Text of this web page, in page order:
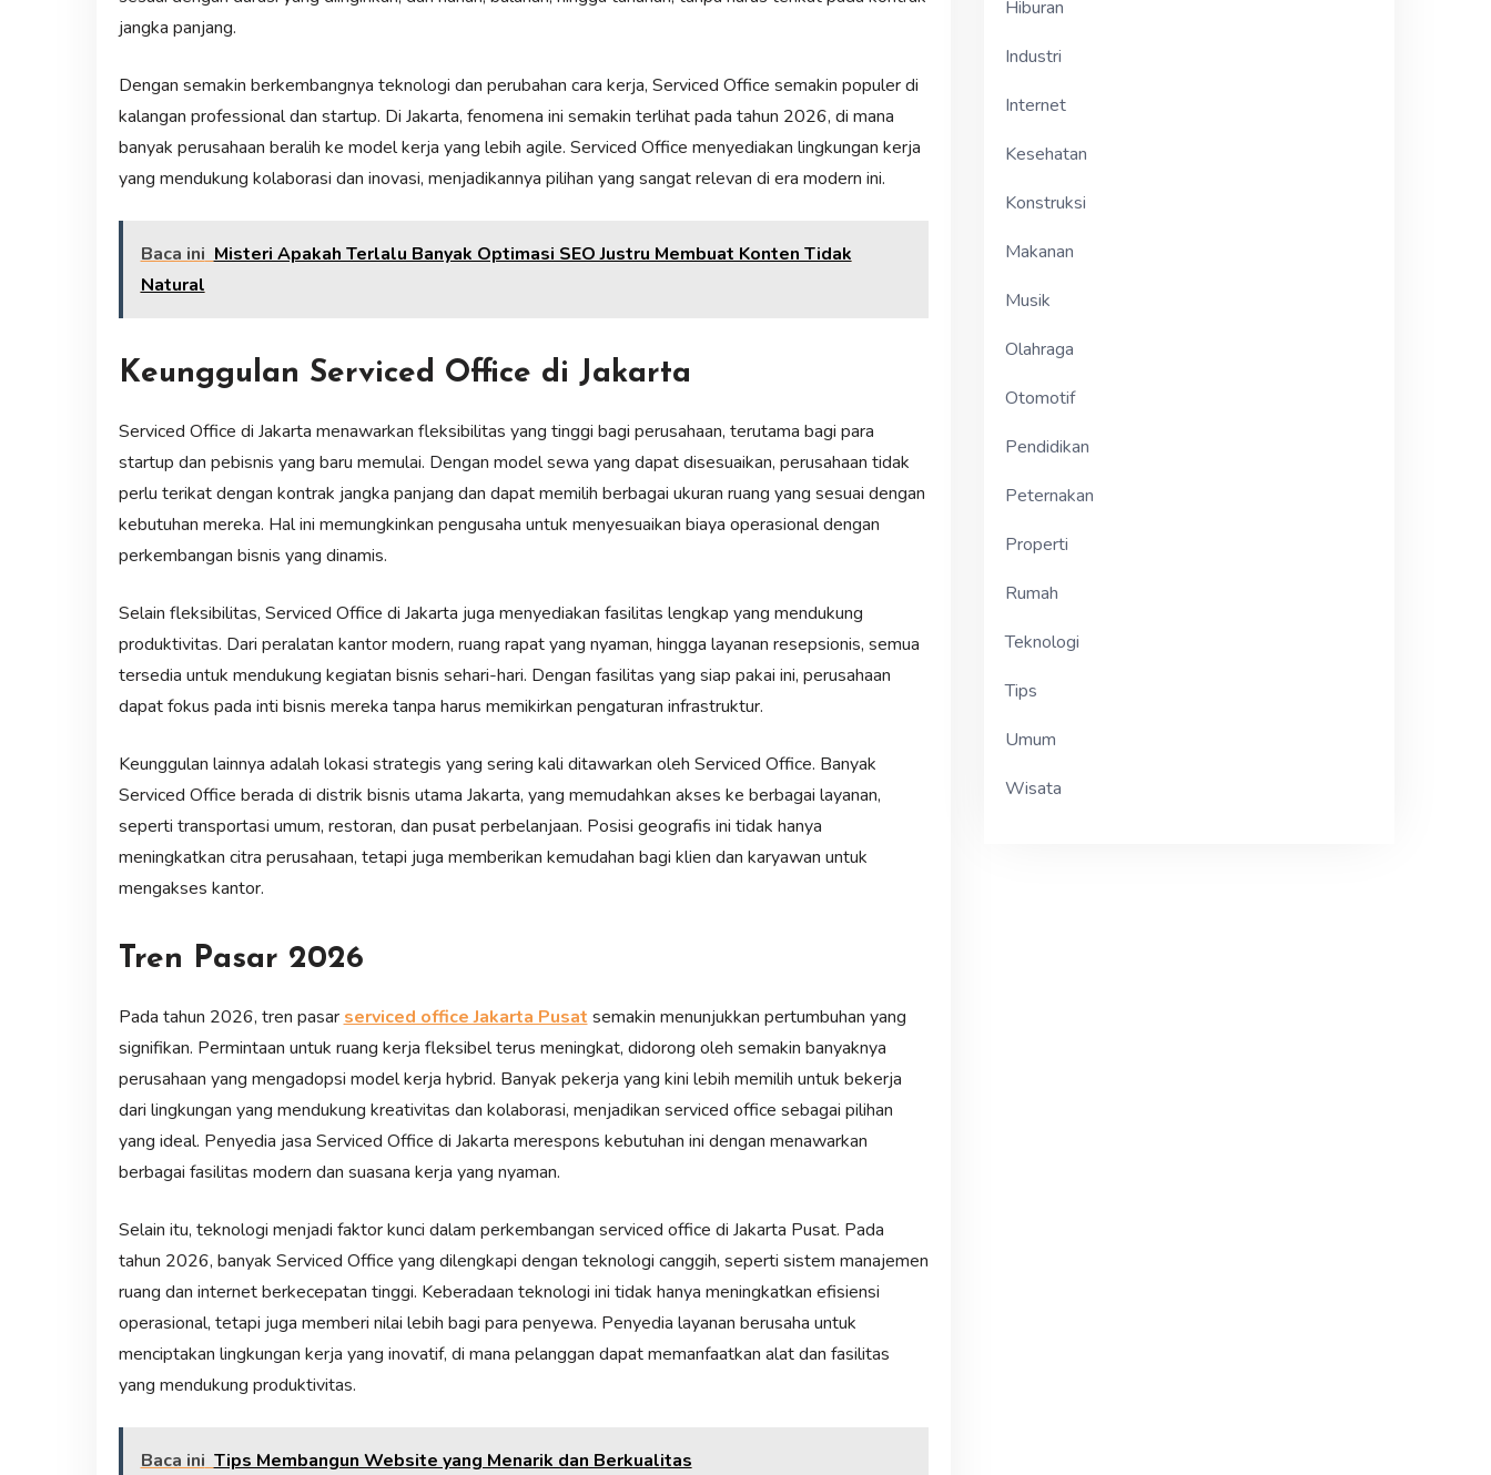
jangka panjang.
Dengan semakin berkembangnya teknologi dan perubahan cara kerja, Serviced Office semakin populer di
kalangan professional dan startup. Di Jakarta, fenomena ini semakin terlihat pada tahun 2026, di mana
banyak perusahaan beralih ke model kerja yang lebih agile. Serviced Office menyediakan lingkungan kerja
yang mendukung kolaborasi dan inovasi, menjadikannya pilihan yang sangat relevan di era modern ini.
Baca ini Misteri Apakah Terlalu Banyak Optimasi SEO Justru Membuat Konten Tidak
Natural
Keunggulan Serviced Office di Jakarta
Serviced Office di Jakarta menawarkan fleksibilitas yang tinggi bagi perusahaan, terutama bagi para
startup dan pebisnis yang baru memulai. Dengan model sewa yang dapat disesuaikan, perusahaan tidak
perlu terikat dengan kontrak jangka panjang dan dapat memilih berbagai ukuran ruang yang sesuai dengan
kebutuhan mereka. Hal ini memungkinkan pengusaha untuk menyesuaikan biaya operasional dengan
perkembangan bisnis yang dinamis.
Selain fleksibilitas, Serviced Office di Jakarta juga menyediakan fasilitas lengkap yang mendukung
produktivitas. Dari peralatan kantor modern, ruang rapat yang nyaman, hingga layanan resepsionis, semua
tersedia untuk mendukung kegiatan bisnis sehari-hari. Dengan fasilitas yang siap pakai ini, perusahaan
dapat fokus pada inti bisnis mereka tanpa harus memikirkan pengaturan infrastruktur.
Keunggulan lainnya adalah lokasi strategis yang sering kali ditawarkan oleh Serviced Office. Banyak
Serviced Office berada di distrik bisnis utama Jakarta, yang memudahkan akses ke berbagai layanan,
seperti transportasi umum, restoran, dan pusat perbelanjaan. Posisi geografis ini tidak hanya
meningkatkan citra perusahaan, tetapi juga memberikan kemudahan bagi klien dan karyawan untuk
mengakses kantor.
Tren Pasar 2026
Pada tahun 2026, tren pasarserviced office Jakarta Pusatsemakin menunjukkan pertumbuhan yang
signifikan. Permintaan untuk ruang kerja fleksibel terus meningkat, didorong oleh semakin banyaknya
perusahaan yang mengadopsi model kerja hybrid. Banyak pekerja yang kini lebih memilih untuk bekerja
dari lingkungan yang mendukung kreativitas dan kolaborasi, menjadikan serviced office sebagai pilihan
yang ideal. Penyedia jasa Serviced Office di Jakarta merespons kebutuhan ini dengan menawarkan
berbagai fasilitas modern dan suasana kerja yang nyaman.
Selain itu, teknologi menjadi faktor kunci dalam perkembangan serviced office di Jakarta Pusat. Pada
tahun 2026, banyak Serviced Office yang dilengkapi dengan teknologi canggih, seperti sistem manajemen
ruang dan internet berkecepatan tinggi. Keberadaan teknologi ini tidak hanya meningkatkan efisiensi
operasional, tetapi juga memberi nilai lebih bagi para penyewa. Penyedia layanan berusaha untuk
menciptakan lingkungan kerja yang inovatif, di mana pelanggan dapat memanfaatkan alat dan fasilitas
yang mendukung produktivitas.
Baca ini Tips Membangun Website yang Menarik dan Berkualitas
Hiburan
Industri
Internet
Kesehatan
Konstruksi
Makanan
Musik
Olahraga
Otomotif
Pendidikan
Peternakan
Properti
Rumah
Teknologi
Tips
Umum
Wisata